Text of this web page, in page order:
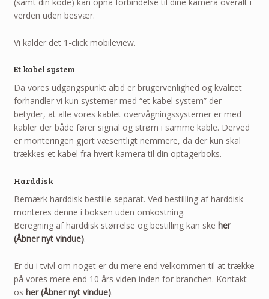
verden uden besvær.
Vi kalder det 1-click mobileview.
Et kabel system
Da vores udgangspunkt altid er brugervenlighed og kvalitet
forhandler vi kun systemer med “et kabel system” der
betyder, at alle vores kablet overvågningssystemer er med
kabler der både fører signal og strøm i samme kable. Derved
er monteringen gjort væsentligt nemmere, da der kun skal
trækkes et kabel fra hvert kamera til din optagerboks.
Harddisk
Bemærk harddisk bestille separat. Ved bestilling af harddisk
monteres denne i boksen uden omkostning.
Beregning af harddisk størrelse og bestilling kan ske her
(Åbner nyt vindue).
Er du i tvivl om noget er du mere end velkommen til at trække
på vores mere end 10 års viden inden for branchen. Kontakt
os her (Åbner nyt vindue).